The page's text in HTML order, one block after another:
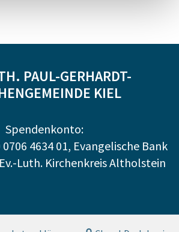
PAUL-GERHARDT-
KIEL
Spendenkonto:
0706 4634 01, Evangelische Bank
Luth. Kirchenkreis Altholstein